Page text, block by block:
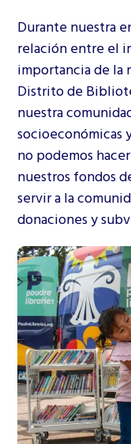
Durante nuestra
relación entre el
importancia de la
Distrito de
nuestra
socioeconómicas
no podemos
nuestros fondos
servir a la
donaciones y